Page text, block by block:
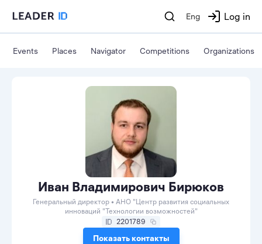
Eng Log in
Events Places Navigator Competitions Organizations
Иван Владимирович Бирюков
Генеральный директор • АНО "Центр развития социальных
инноваций "Технологии возможностей"
2201789
Показать контакты